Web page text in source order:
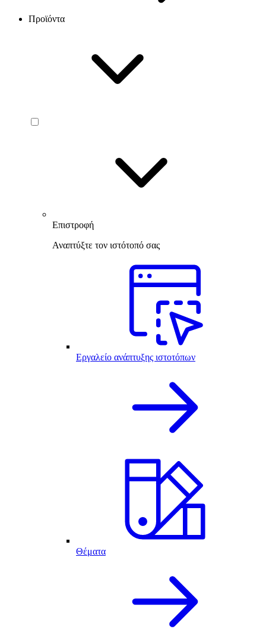
Προϊόντα
Επιστροφή
Αναπτύξτε τον ιστότοπό σας
Εργαλείο ανάπτυξης ιστοτόπων
Θέματα